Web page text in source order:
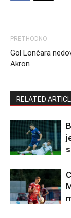
PRETHODNO
Gol Lončara
Akron
RELATED